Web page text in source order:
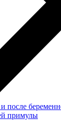
после
примулы